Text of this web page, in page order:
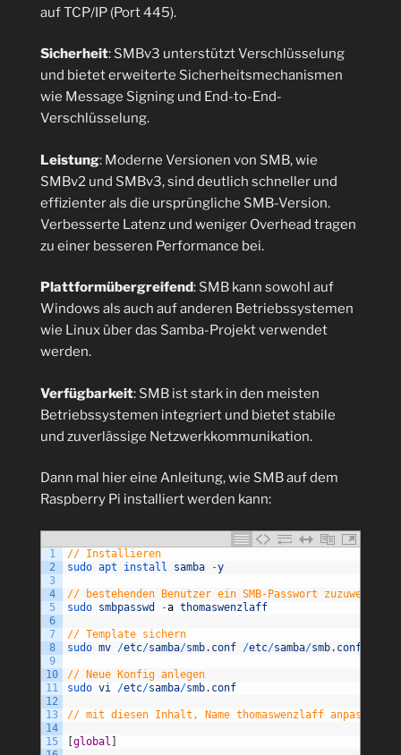
auf TCP/IP (Port 445).
Sicherheit: SMBv3 unterstützt Verschlüsselung
und bietet erweiterte Sicherheitsmechanismen
wie Message Signing und End-to-End-
Verschlüsselung.
Leistung: Moderne Versionen von SMB, wie
SMBv2 und SMBv3, sind deutlich schneller und
effizienter als die ursprüngliche SMB-Version.
Verbesserte Latenz und weniger Overhead tragen
zu einer besseren Performance bei.
Plattformübergreifend: SMB kann sowohl auf
Windows als auch auf anderen Betriebssystemen
wie Linux über das Samba-Projekt verwendet
werden.
Verfügbarkeit: SMB ist stark in den meisten
Betriebssystemen integriert und bietet stabile
und zuverlässige Netzwerkkommunikation.
Dann mal hier eine Anleitung, wie SMB auf dem
Raspberry Pi installiert werden kann:
1
2
3
4
5
6
7
8
9
10
11
12
13
14
15
// Installieren
sudo apt install samba -y
// bestehenden Benutzer ein SMB-Passwort zuzuweisen
sudo smbpasswd -a thomaswenzlaff
// Template sichern
sudo mv /etc/samba/smb. conf /etc/samba/smb. conf
// Neue Konfig anlegen
sudo vi /etc/samba/smb. conf
// mit diesen Inhalt, Name thomaswenzlaff anpassen,
[global ]